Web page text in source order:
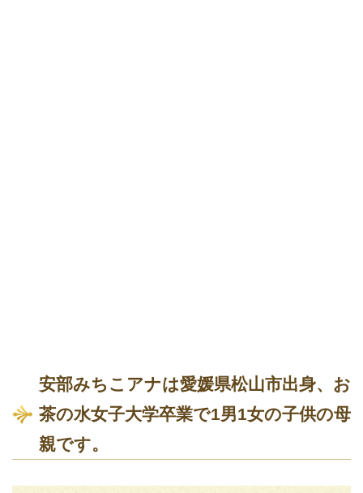
安部みちこアナは愛媛県松山市出身、お
茶の水女子大学卒業で1男1女の子供の母
親です。